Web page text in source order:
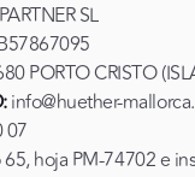
SL
PORTO CRISTO
info@huether-
07
hoja PM-74702 e